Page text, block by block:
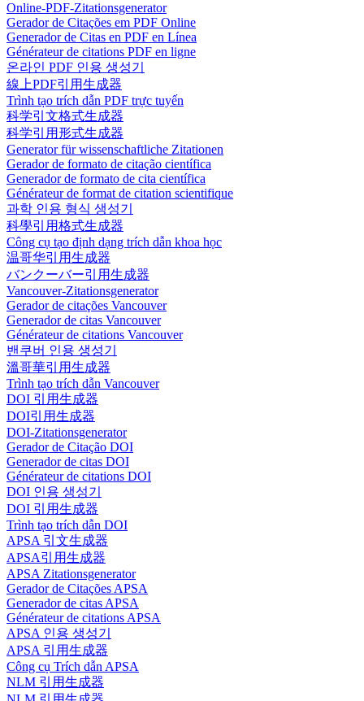
Online-PDF-Zitationsgenerator
Gerador de Citações em PDF Online
Generador de Citas en PDF en Línea
Générateur de citations PDF en ligne
온라인 PDF 인용 생성기
線上PDF引用生成器
Trình tạo trích dẫn PDF trực tuyến
科学引文格式生成器
科学引用形式生成器
Generator für wissenschaftliche Zitationen
Gerador de formato de citação científica
Generador de formato de cita científica
Générateur de format de citation scientifique
과학 인용 형식 생성기
科學引用格式生成器
Công cụ tạo định dạng trích dẫn khoa học
温哥华引用生成器
バンクーバー引用生成器
Vancouver-Zitationsgenerator
Gerador de citações Vancouver
Generador de citas Vancouver
Générateur de citations Vancouver
밴쿠버 인용 생성기
溫哥華引用生成器
Trình tạo trích dẫn Vancouver
DOI 引用生成器
DOI引用生成器
DOI-Zitationsgenerator
Gerador de Citação DOI
Generador de citas DOI
Générateur de citations DOI
DOI 인용 생성기
DOI 引用生成器
Trình tạo trích dẫn DOI
APSA 引文生成器
APSA引用生成器
APSA Zitationsgenerator
Gerador de Citações APSA
Generador de citas APSA
Générateur de citations APSA
APSA 인용 생성기
APSA 引用生成器
Công cụ Trích dẫn APSA
NLM 引用生成器